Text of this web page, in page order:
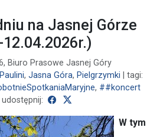
na Jasnej Górze
Biuro Prasowe Jasnej Góry
Paulini, Jasna Góra, Pielgrzymki | tagi:
, ##koncert
udostępnij:
udostępnij na Facebooku
W tym